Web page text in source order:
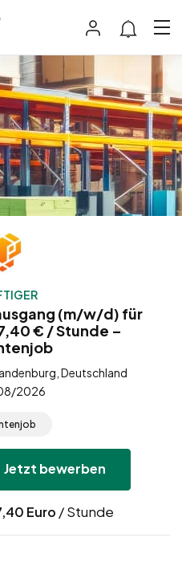
(m/w/d) für
€ / Stunde –
Deutschland
2026
Jetzt bewerben
Euro / Stunde